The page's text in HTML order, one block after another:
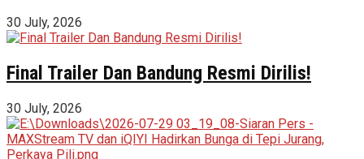
30 July, 2026
Final Trailer Dan Bandung Resmi Dirilis!
30 July, 2026